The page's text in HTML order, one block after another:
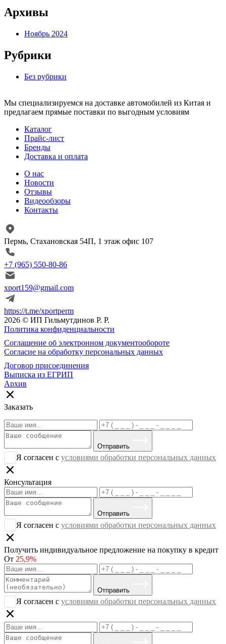
Архивы
Ноябрь 2024
Рубрики
Без рубрики
Мы специализируемся на доставке автомобилей из Китая и
предлагаем прямые поставки по выгодным условиям
Каталог
Прайс-лист
Бренды
Доставка и оплата
О нас
Новости
Отзывы
Видеообзоры
Контакты
Пермь, Стахановская 54П, 1 этаж офис 107
+7 (965) 550-80-86
xport159@gmail.com
https://t.me/xportperm
2026 © ИП Гильмутдинов Р. Р.
Политика конфиденциальности
Соглашение об электронном документообороте
Согласие на обработку персональных данных
Договор присоединения
Выписка из ЕГРИП
Архив
Заказать
Отправить
Я согласен сусловиями обработки персональных данных
Консультация
Отправить
Я согласен сусловиями обработки персональных данных
Получить индивидуальное предложение на покупку в кредит
От 25,9%
Отправить
Я согласен сусловиями обработки персональных данных